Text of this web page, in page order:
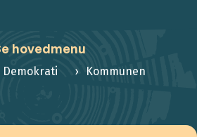
hovedmenu
Demokrati Kommunen